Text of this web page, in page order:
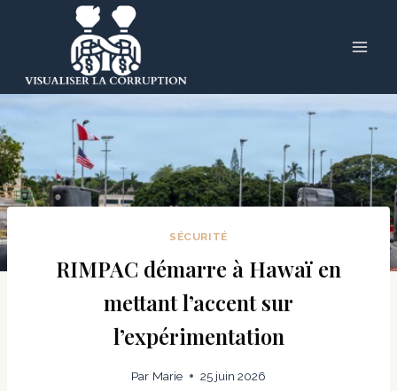
SÉCURITÉ
RIMPAC démarre à Hawaï en
mettant l’accent sur
l’expérimentation
Par Marie 25 juin 2026